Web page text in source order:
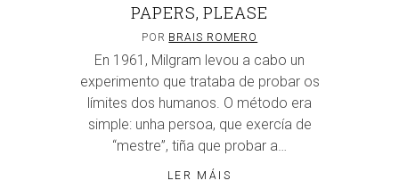
PAPERS, PLEASE
POR BRAIS ROMERO
En 1961, Milgram levou a cabo un
experimento que trataba de probar os
límites dos humanos. O método era
simple: unha persoa, que exercía de
“mestre”, tiña que probar a…
LER MÁIS